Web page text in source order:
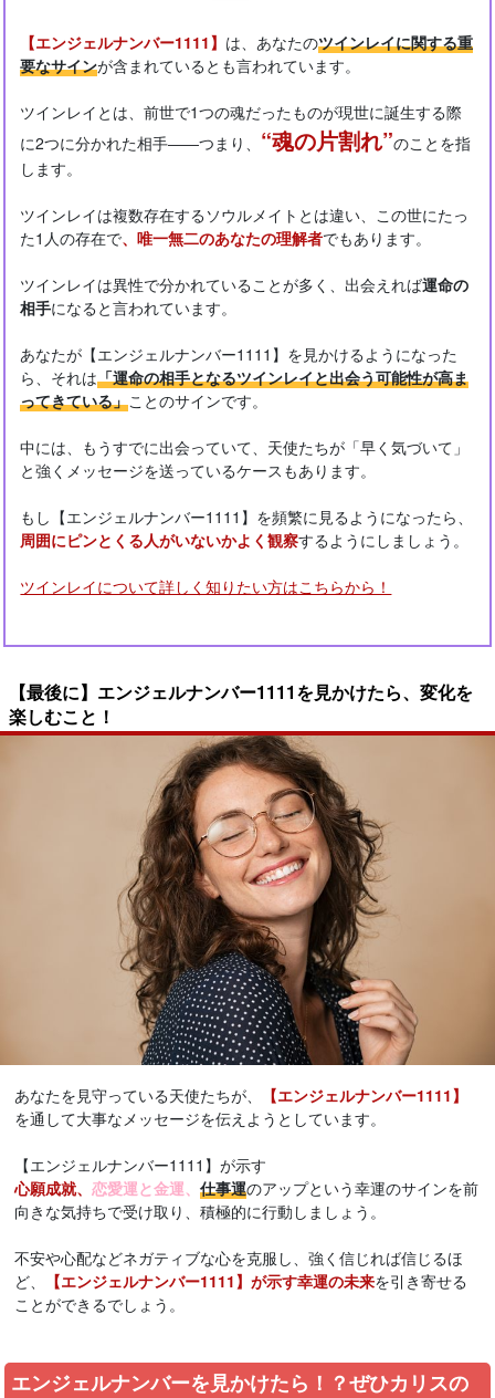
【エンジェルナンバー1111】 は、あなたのツインレイに関する重
要なサインが含まれているとも言われています。
ツインレイとは、前世で1つの魂だったものが現世に誕生する際
に2つに分かれた相手――つまり、 “魂の片割れ”のことを指
します。
ツインレイは複数存在するソウルメイトとは違い、この世にたっ
た1人の存在で、唯一無二のあなたの理解者でもあります。
ツインレイは異性で分かれていることが多く、出会えれば運命の
相手になると言われています。
あなたが【エンジェルナンバー1111】を見かけるようになった
ら、それは「運命の相手となるツインレイと出会う可能性が高ま
ってきている」ことのサインです。
中には、もうすでに出会っていて、天使たちが「早く気づいて」
と強くメッセージを送っているケースもあります。
もし【エンジェルナンバー1111】を頻繁に見るようになったら、
周囲にピンとくる人がいないかよく観察するようにしましょう。
ツインレイについて詳しく知りたい方はこちらから！
【最後に】エンジェルナンバー1111を見かけたら、変化を
楽しむこと！
あなたを見守っている天使たちが、
【エンジェルナンバー1111】
を通して大事なメッセージを伝えようとしています。
【エンジェルナンバー1111】が示す
心願成就、恋愛運と金運、仕事運のアップという幸運のサインを前
向きな気持ちで受け取り、積極的に行動しましょう。
不安や心配などネガティブな心を克服し、強く信じれば信じるほ
ど、
【エンジェルナンバー1111】が示す幸運の未来を引き寄せる
ことができるでしょう。
エンジェルナンバーを見かけたら！？ぜひカリスの